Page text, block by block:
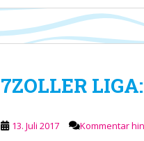
7ZOLLER
13. Juli 2017 Kommentar